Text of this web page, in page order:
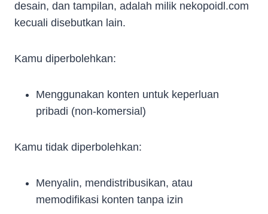
desain, dan tampilan, adalah milik nekopoidl.com
kecuali disebutkan lain.
Kamu diperbolehkan:
Menggunakan konten untuk keperluan
pribadi (non-komersial)
Kamu tidak diperbolehkan:
Menyalin, mendistribusikan, atau
memodifikasi konten tanpa izin